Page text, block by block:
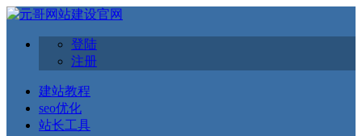
登陆
注册
建站教程
seo优化
站长工具